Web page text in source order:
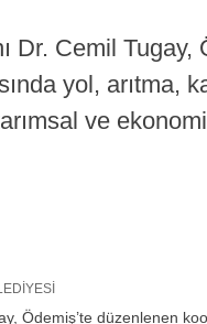
Dr. Cemil Tugay,
yol, arıtma,
ve